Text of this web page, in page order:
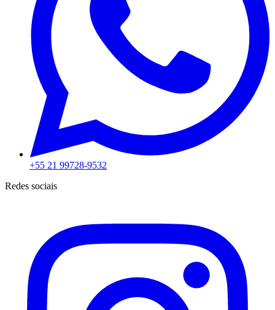
+55 21 99728-9532
Redes sociais